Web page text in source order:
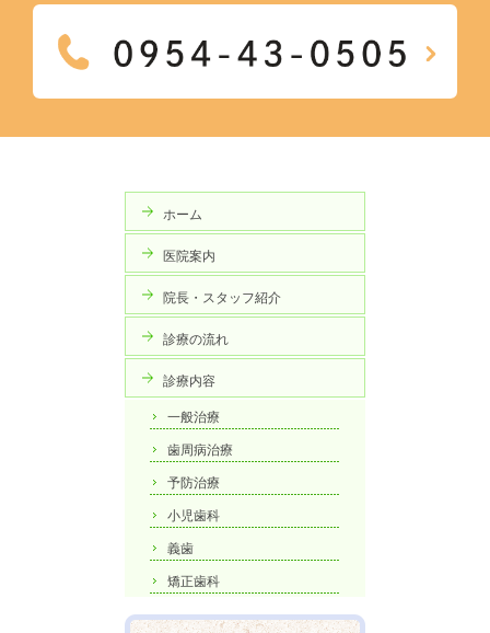
ホーム
医院案内
院長・スタッフ紹介
診療の流れ
診療内容
一般治療
歯周病治療
予防治療
小児歯科
義歯
矯正歯科